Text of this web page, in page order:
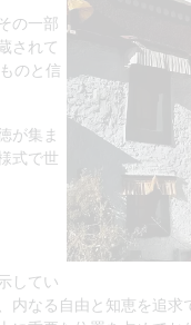
の一部
されて
のと信
が集ま
式で世
してい
なる自由と知恵を追求